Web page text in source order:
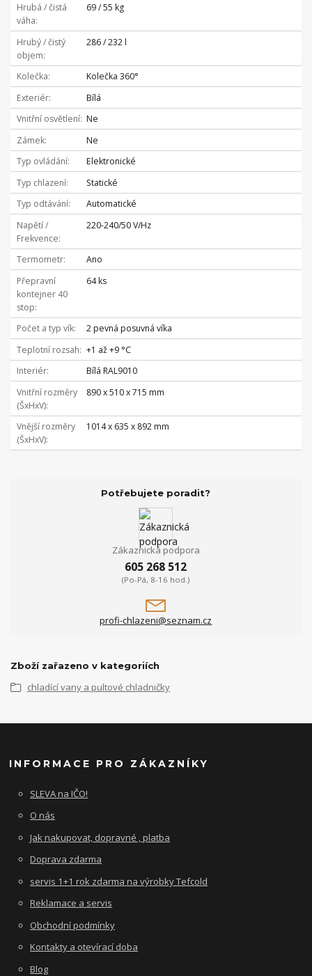
Hrubá / čistá
váha
69 / 55 kg
Hrubý / čistý
objem
286 / 232 l
Kolečka
Kolečka 360°
Exteriér
Bílá
Vnitřní osvětlení Ne
Zámek
Ne
Typ ovládání
Elektronické
Typ chlazení
Statické
Typ odtávání
Automatické
Napětí /
Frekvence
220-240/50 V/Hz
Termometr
Ano
Přepravní
kontejner 40
stop
64 ks
Počet a typ vík
2 pevná posuvná víka
Teplotní rozsah
+1 až +9 °C
Interiér
Bílá RAL9010
Vnitřní rozměry
(ŠxHxV)
890 x 510 x 715 mm
Vnější rozměry
(ŠxHxV)
1014 x 635 x 892 mm
Potřebujete poradit?
Zákaznická podpora
605 268 512
(Po-Pá, 8-16 hod.)
profi-chlazeni@seznam.cz
Zboží zařazeno v kategoriích
chladící vany a pultové chladničky
INFORMACE PRO ZÁKAZNÍKY
SLEVA na IČO!
O nás
Jak nakupovat, dopravné , platba
Doprava zdarma
servis 1+1 rok zdarma na výrobky Tefcold
Reklamace a servis
Obchodní podmínky
Kontakty a otevírací doba
Blog